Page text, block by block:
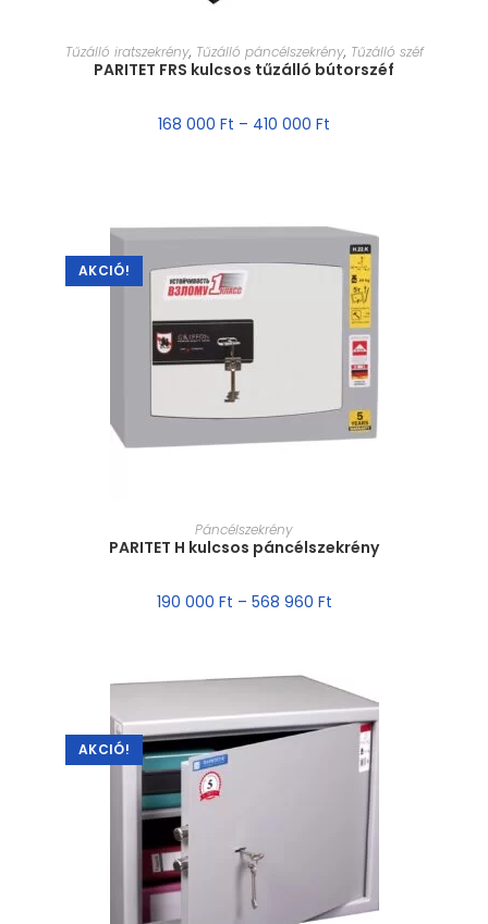
MÉRET VÁLASZTÁSA
Tűzálló iratszekrény, Tűzálló páncélszekrény, Tűzálló széf
PARITET FRS kulcsos tűzálló bútorszéf
168 000 Ft – 410 000 Ft
AKCIÓ!
MÉRET VÁLASZTÁSA
Páncélszekrény
PARITET H kulcsos páncélszekrény
190 000 Ft – 568 960 Ft
AKCIÓ!